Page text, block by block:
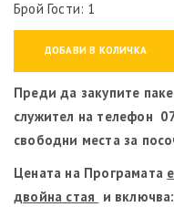
Брой Гости: 1
ДОБАВИ В КОЛИЧКА
Преди да закупите
служител на телефон
свободни места за
Цената на Програмата
двойна стая и включва: